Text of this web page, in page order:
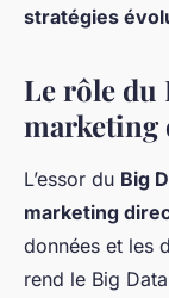
stratégies
Le rôle du
marketing
L’essor du Big
marketing
données et les
rend le Big